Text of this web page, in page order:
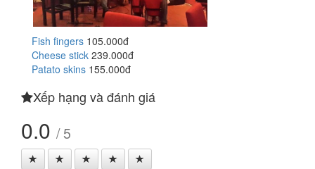
Fish fingers 105.000đ
Cheese stick 239.000đ
Patato skins 155.000đ
Xếp hạng và đánh giá
0.0 / 5